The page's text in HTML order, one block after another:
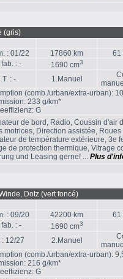
(gris)
: 01/22 17860 km 61
: - 1690 cm3
: - 1.Manuel
(comb./urban/extra-urban):
233 g/km*
G
de bord, Radio, Coussin d'air
motrices, Direction assistée,
de température extérieure, 3e
de protection thermique, Vitrage
und Leasing gerne! ... Plus
Dotz (vert foncé)
: 09/20 42200 km 61
: -
1690 cm3
: 12/27 2.Manuel
(comb./urban/extra-urban):
216 g/km*
G